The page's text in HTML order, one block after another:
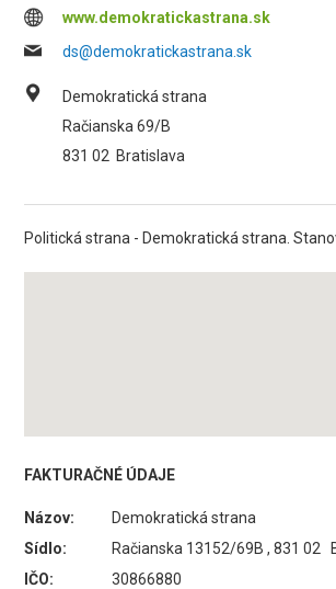
www.demokratickastrana.sk
ds@demokratickastrana.sk
Demokratická strana
Račianska 69/B
831 02 Bratislava
Politická strana - Demokratická strana.
FAKTURAČNÉ ÚDAJE
Názov:
Demokratická strana
Sídlo:
Račianska 13152/69B , 831 02
IČO:
30866880